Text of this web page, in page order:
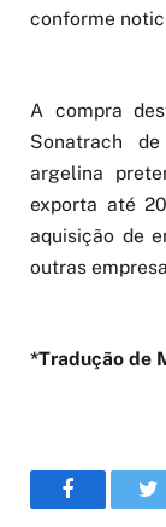
conforme
A compra
Sonatrach
argelina
exporta até
aquisição de
outras
*Tradução de
Facebook